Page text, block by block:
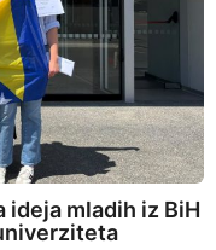
ideja mladih iz BiH